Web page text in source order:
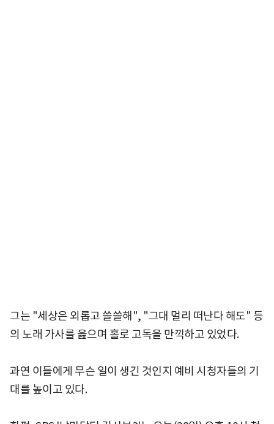
그는 "세상은 외롭고 쓸쓸해", "그대 멀리 떠난다 해도" 등
의 노래 가사를 읊으며 홀로 고독을 만끽하고 있었다.
과연 이들에게 무슨 일이 생긴 것인지 예비 시청자들의 기
대를 높이고 있다.